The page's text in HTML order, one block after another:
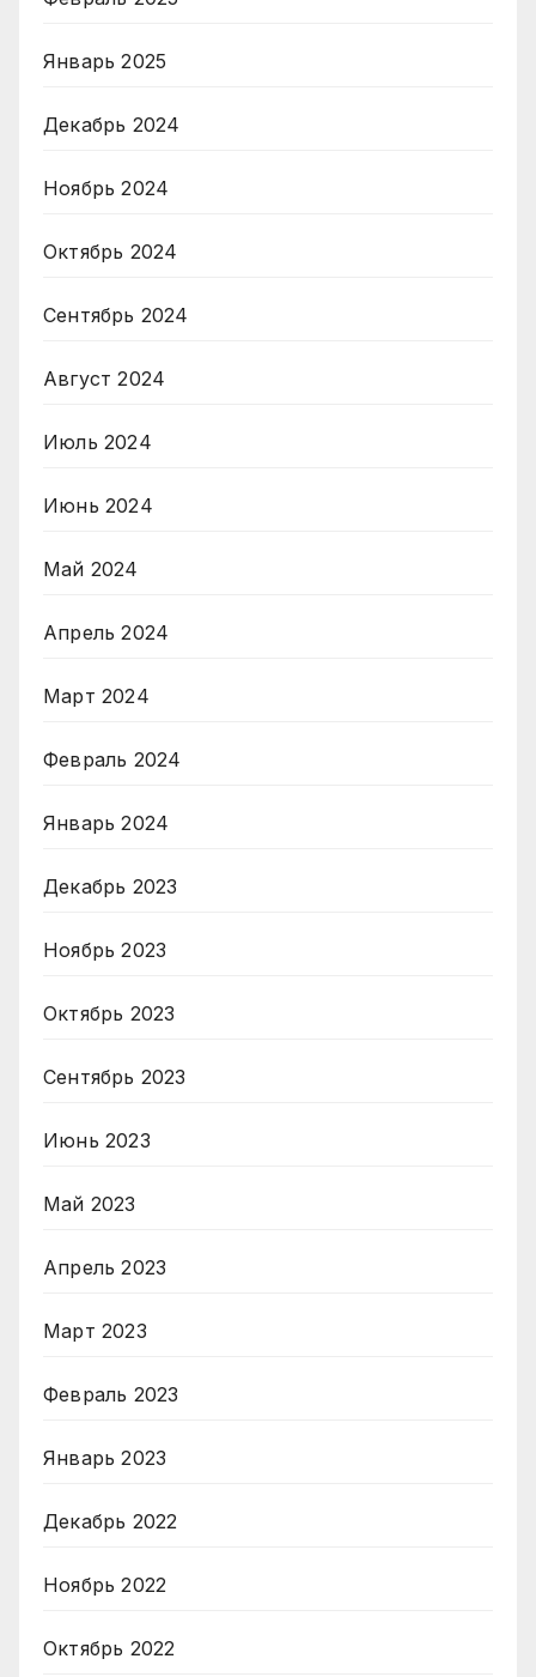
Январь 2025
Декабрь 2024
Ноябрь 2024
Октябрь 2024
Сентябрь 2024
Август 2024
Июль 2024
Июнь 2024
Май 2024
Апрель 2024
Март 2024
Февраль 2024
Январь 2024
Декабрь 2023
Ноябрь 2023
Октябрь 2023
Сентябрь 2023
Июнь 2023
Май 2023
Апрель 2023
Март 2023
Февраль 2023
Январь 2023
Декабрь 2022
Ноябрь 2022
Октябрь 2022